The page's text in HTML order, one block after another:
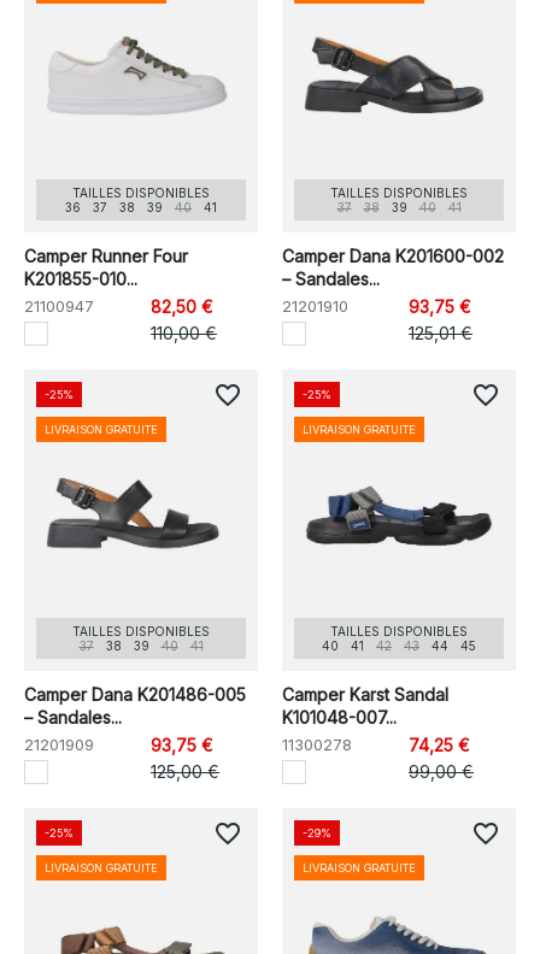
TAILLES DISPONIBLES
36
37 38 39 40 41
Camper Runner Four
K201855-010...
21100947
82,50 €
110,00 €
TAILLES DISPONIBLES
37
38 39 40 41
Camper Dana K201600-002
– Sandales...
21201910
93,75 €
125,01 €
TAILLES DISPONIBLES
37
38 39 40 41
Camper Dana K201486-005
– Sandales...
21201909
93,75 €
125,00 €
-25%
LIVRAISON GRATUITE
favorite_border
TAILLES DISPONIBLES
40
41 42 43 44 45
Camper Karst Sandal
K101048-007...
11300278
74,25 €
99,00 €
-25%
LIVRAISON GRATUITE
favorite_border
-25%
LIVRAISON GRATUITE
favorite_border -29%
LIVRAISON GRATUITE
favorite_border